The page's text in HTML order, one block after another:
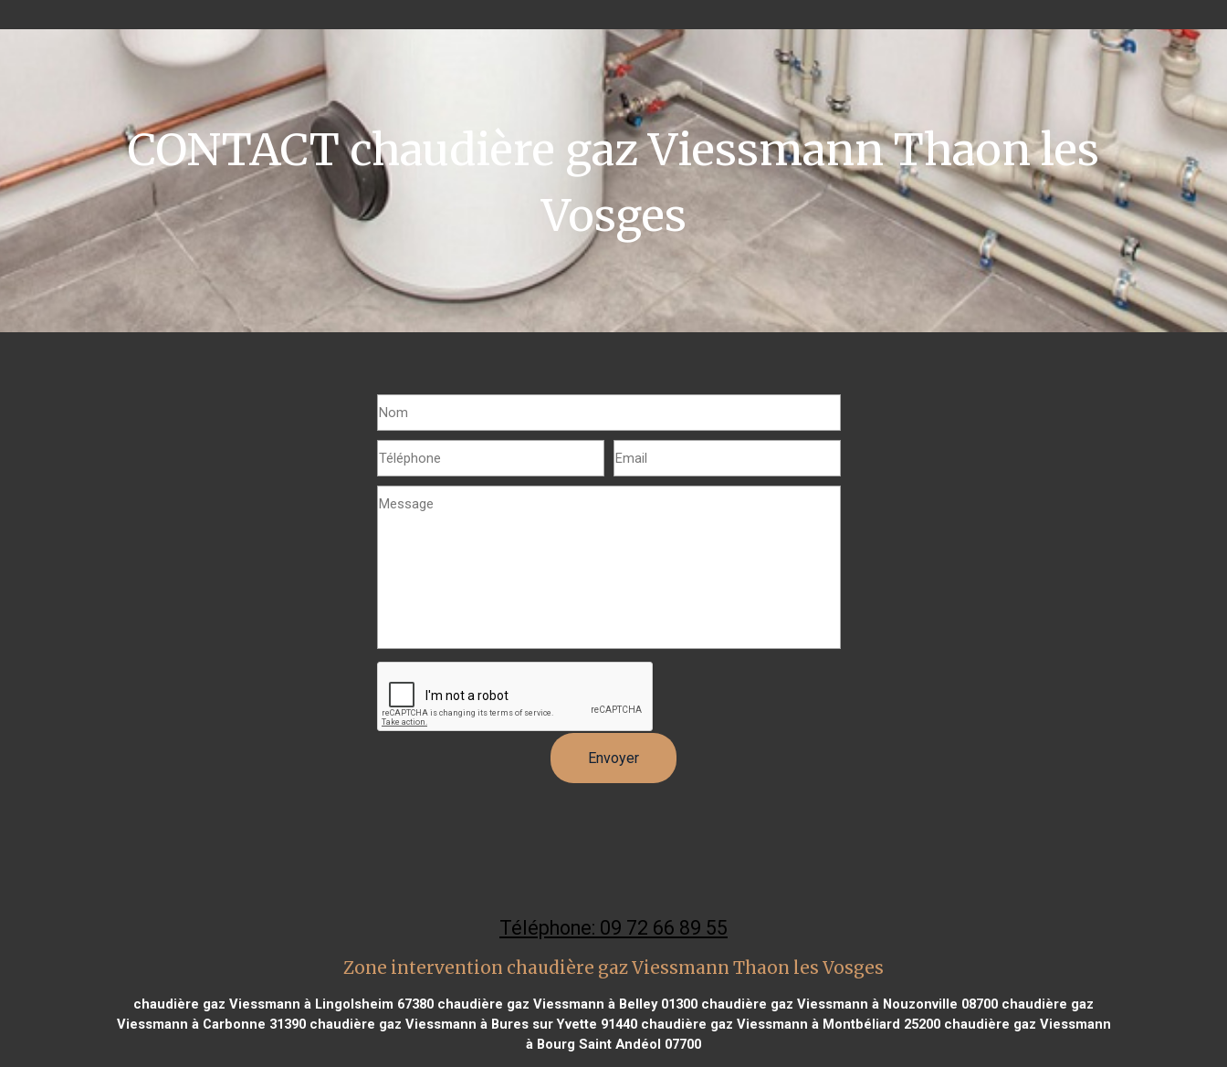
CONTACT chaudière gaz Viessmann Thaon les
Vosges
Téléphone: 09 72 66 89 55
Zone intervention chaudière gaz Viessmann Thaon les Vosges
chaudière gaz Viessmann à Lingolsheim 67380 chaudière gaz Viessmann à Belley 01300 chaudière gaz Viessmann à Nouzonville 08700 chaudière gaz
Viessmann à Carbonne 31390chaudière gaz Viessmann à Bures sur Yvette 91440chaudière gaz Viessmann à Montbéliard 25200chaudière gaz Viessmann
à Bourg Saint Andéol 07700